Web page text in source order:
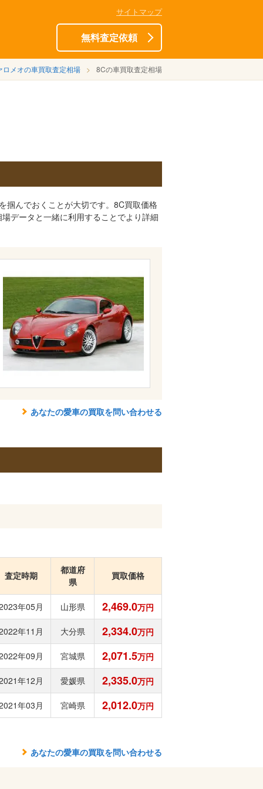
サイトマップ
無料査定依頼
ロメオの車買取査定相場 8Cの車買取査定相場
掴んでおくことが大切です。8C買取価格
データと一緒に利用することでより詳細
あなたの愛車の買取を問い合わせる
査定時期
都道府
県
買取価格
年05月 山形県 2,469.0万円
年11月 大分県 2,334.0万円
年09月 宮城県 2,071.5万円
年12月 愛媛県 2,335.0万円
年03月 宮崎県 2,012.0万円
あなたの愛車の買取を問い合わせる